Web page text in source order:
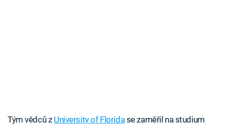
Tým vědců z University of Floridase zaměřil na studium